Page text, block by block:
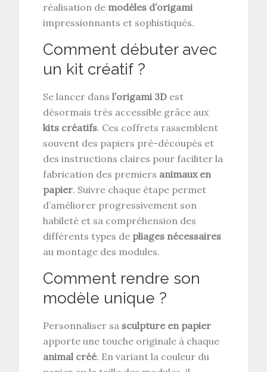
réalisation de modèles d’origami
impressionnants et sophistiqués.
Comment débuter avec
un kit créatif ?
Se lancer dansl’origami 3D est
désormais très accessible grâce aux
kits créatifs. Ces coffrets rassemblent
souvent des papiers pré-découpés et
des instructions claires pour faciliter la
fabrication des premiers animaux en
papier. Suivre chaque étape permet
d’améliorer progressivement son
habileté et sa compréhension des
différents types de pliages nécessaires
au montage des modules.
Comment rendre son
modèle unique ?
Personnaliser sa sculpture en papier
apporte une touche originale à chaque
animal créé. En variant la couleur du